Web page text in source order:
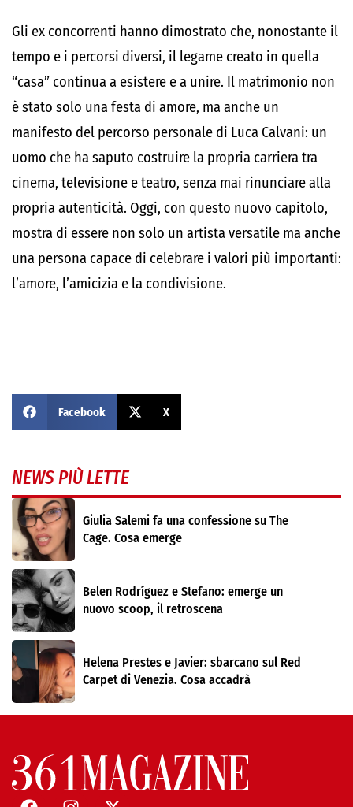
Gli ex concorrenti hanno dimostrato che, nonostante il
tempo e i percorsi diversi, il legame creato in quella
“casa” continua a esistere e a unire. Il matrimonio non
è stato solo una festa di amore, ma anche un
manifesto del percorso personale di Luca Calvani: un
uomo che ha saputo costruire la propria carriera tra
cinema, televisione e teatro, senza mai rinunciare alla
propria autenticità. Oggi, con questo nuovo capitolo,
mostra di essere non solo un artista versatile ma anche
una persona capace di celebrare i valori più importanti:
l’amore, l’amicizia e la condivisione.
Facebook X
NEWS PIÙ LETTE
Giulia Salemi fa una confessione su The
Cage. Cosa emerge
Belen Rodríguez e Stefano: emerge un
nuovo scoop, il retroscena
Helena Prestes e Javier: sbarcano sul Red
Carpet di Venezia. Cosa accadrà